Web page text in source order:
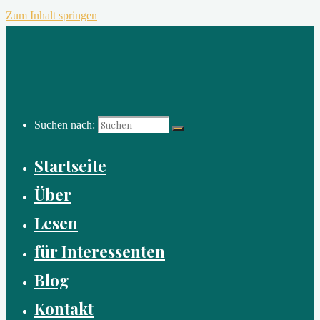
Zum Inhalt springen
Suchen nach:
Startseite
Über
Lesen
für Interessenten
Blog
Kontakt